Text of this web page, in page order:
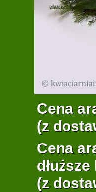
Cena
(z
Cena
(z